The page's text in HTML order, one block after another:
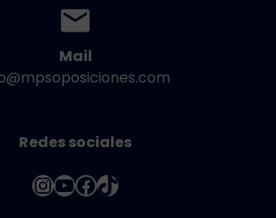
Mail
Redes sociales
Instagram
YouTube
Facebook
TikTok